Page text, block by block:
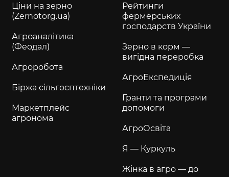
Ціни на зерно
(Zernotorg.ua)
Агроаналітика
(Феодал)
Агроробота
Біржа сільгосптехніки
Маркетплейс
агронома
Рейтинги
фермерських
господарств України
Зерно в корм —
вигідна переробка
АгроЕкспедиція
Гранти та програми
допомоги
АгроОсвіта
Я — Куркуль
Жінка в агро — до